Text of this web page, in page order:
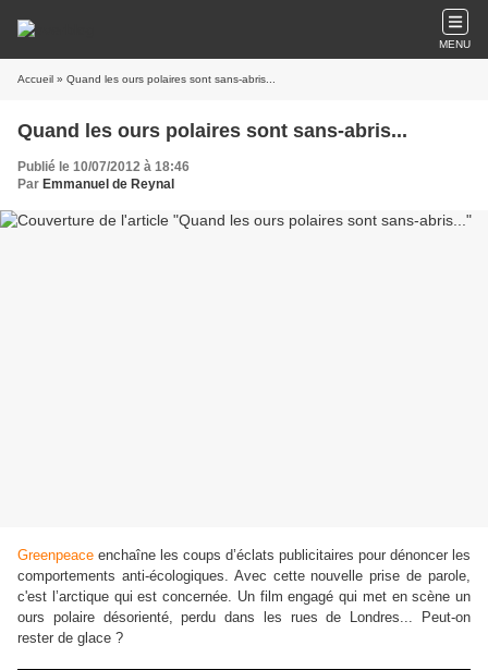
MENU
Accueil » Quand les ours polaires sont sans-abris...
Quand les ours polaires sont sans-abris...
Publié le 10/07/2012 à 18:46
Par Emmanuel de Reynal
Greenpeace enchaîne les coups d’éclats publicitaires pour dénoncer les
comportements anti-écologiques. Avec cette nouvelle prise de parole,
c'est l’arctique qui est concernée. Un film engagé qui met en scène un
ours polaire désorienté, perdu dans les rues de Londres... Peut-on
rester de glace ?